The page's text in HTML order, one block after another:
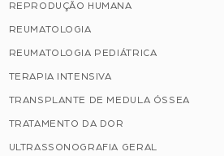
REPRODUÇÃO HUMANA
REUMATOLOGIA
REUMATOLOGIA PEDIÁTRICA
TERAPIA INTENSIVA
TRANSPLANTE DE MEDULA ÓSSEA
TRATAMENTO DA DOR
ULTRASSONOGRAFIA GERAL